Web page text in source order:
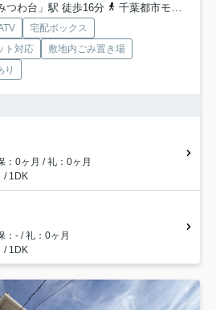
つわ台」駅 徒歩16分
千葉都市モノレール「動物公園」駅 徒歩20分
宅配ボックス
ト対応
敷地内ごみ置き場
り
：0ヶ月 / 礼：0ヶ月
/ 1DK
：- / 礼：0ヶ月
/ 1DK